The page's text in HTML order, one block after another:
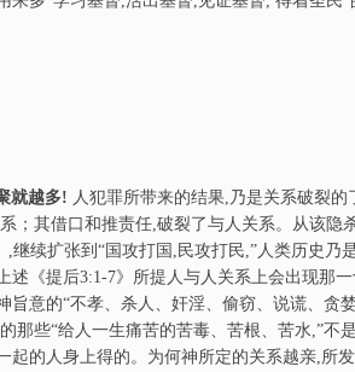
就越多! 人犯罪所带来的结果,乃是关系破裂的
；其借口和推责任,破裂了与人关系。从该隐
继续扩张到“国攻打国,民攻打民,”人类历史乃
《提后3:1-7》所提人与人关系上会出现那一
意的“不孝、杀人、奸淫、偷窃、说谎、贪
那些“给人一生痛苦的苦毒、苦根、苦水,”不
起的人身上得的。为何神所定的关系越亲,所